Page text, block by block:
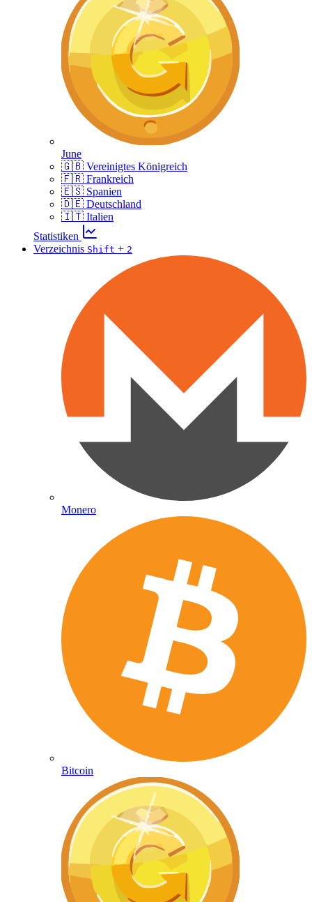
June
🇬🇧 Vereinigtes Königreich
🇫🇷 Frankreich
🇪🇸 Spanien
🇩🇪 Deutschland
🇮🇹 Italien
Statistiken
Verzeichnis Shift + 2
Monero
Bitcoin